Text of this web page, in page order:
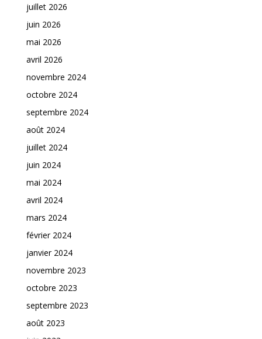
juillet 2026
juin 2026
mai 2026
avril 2026
novembre 2024
octobre 2024
septembre 2024
août 2024
juillet 2024
juin 2024
mai 2024
avril 2024
mars 2024
février 2024
janvier 2024
novembre 2023
octobre 2023
septembre 2023
août 2023